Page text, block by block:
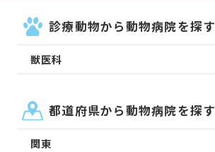
診療動物から動物病院を探す
獣医科
都道府県から動物病院を探す
関東